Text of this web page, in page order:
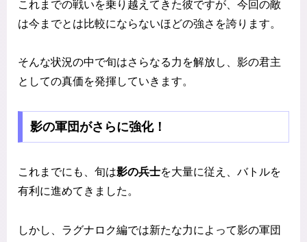
これまでの戦いを乗り越えてきた彼ですが、今回の敵
は今までとは比較にならないほどの強さを誇ります。
そんな状況の中で旬はさらなる力を解放し、影の君主
としての真価を発揮していきます。
影の軍団がさらに強化！
これまでにも、旬は影の兵士を大量に従え、バトルを
有利に進めてきました。
しかし、ラグナロク編では新たな力によって影の軍団